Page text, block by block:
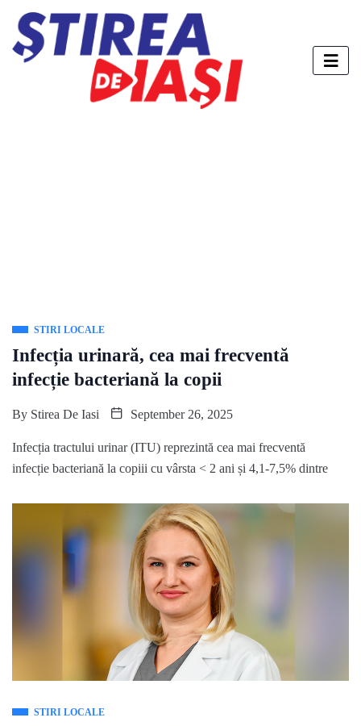
STIRI LOCALE
Infecția urinară, cea mai frecventă
infecție bacteriană la copii
By Stirea De Iasi September 26, 2025
Infecția tractului urinar (ITU) reprezintă cea mai frecventă
infecție bacteriană la copiii cu vârsta < 2 ani și 4,1-7,5% dintre
STIRI LOCALE